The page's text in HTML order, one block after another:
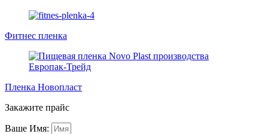
Фитнес пленка
Пленка Новопласт
Закажите прайс
Ваше Имя: